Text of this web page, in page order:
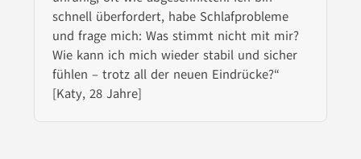
schnell überfordert, habe Schlafprobleme
und frage mich: Was stimmt nicht mit mir?
Wie kann ich mich wieder stabil und sicher
fühlen – trotz all der neuen Eindrücke?“
[Katy, 28 Jahre]